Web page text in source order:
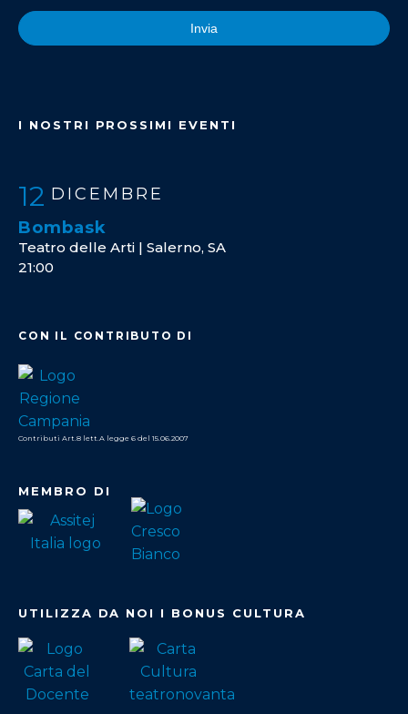
Invia
I NOSTRI PROSSIMI EVENTI
12 DICEMBRE
Bombask
Teatro delle Arti | Salerno, SA
21:00
CON IL CONTRIBUTO DI
Contributi Art.8 lett.A legge 6 del 15.06.2007
MEMBRO DI
UTILIZZA DA NOI I BONUS CULTURA